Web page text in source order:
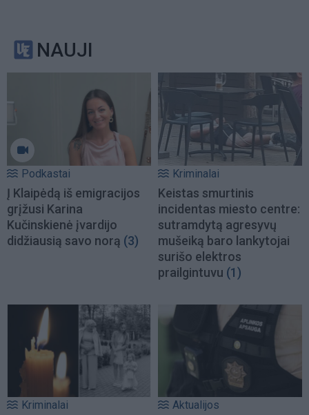
NAUJI
Podkastai
Į Klaipėdą iš emigracijos
grįžusi Karina
Kučinskienė įvardijo
didžiausią savo norą (3)
Kriminalai
Keistas smurtinis
incidentas miesto centre:
sutramdytą agresyvų
mušeiką baro lankytojai
surišo elektros
prailgintuvu (1)
Kriminalai Aktualijos